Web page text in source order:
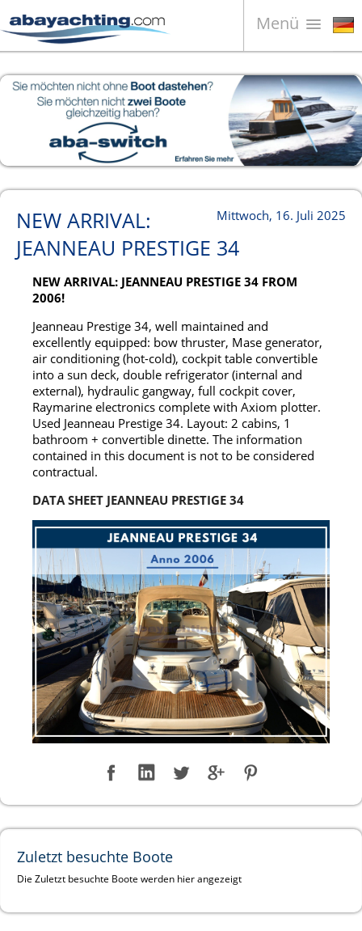
Menü
Boote zum Verkauf
Unternehmen
Boote Verkaufen
News
Video Mittwoch, 16. Juli 2025
NEW ARRIVAL:
JEANNEAU PRESTIGE 34
NEW ARRIVAL: JEANNEAU PRESTIGE 34 FROM
2006!
Jeanneau Prestige 34, well maintained and
excellently equipped: bow thruster, Mase generator,
air conditioning (hot-cold), cockpit table convertible
into a sun deck, double refrigerator (internal and
external), hydraulic gangway, full cockpit cover,
Raymarine electronics complete with Axiom plotter.
Used Jeanneau Prestige 34. Layout: 2 cabins, 1
bathroom + convertible dinette. The information
contained in this document is not to be considered
contractual.
DATA SHEET JEANNEAU PRESTIGE 34
Zuletzt besuchte Boote
Die Zuletzt besuchte Boote werden hier angezeigt